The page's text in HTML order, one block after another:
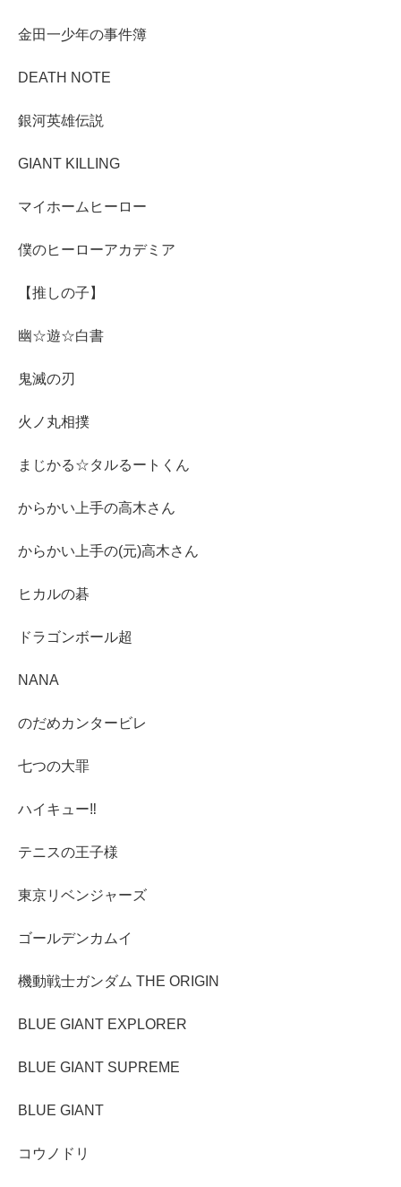
金田一少年の事件簿
DEATH NOTE
銀河英雄伝説
GIANT KILLING
マイホームヒーロー
僕のヒーローアカデミア
【推しの子】
幽☆遊☆白書
鬼滅の刃
火ノ丸相撲
まじかる☆タルるートくん
からかい上手の高木さん
からかい上手の(元)高木さん
ヒカルの碁
ドラゴンボール超
NANA
のだめカンタービレ
七つの大罪
ハイキュー‼︎
テニスの王子様
東京リベンジャーズ
ゴールデンカムイ
機動戦士ガンダム THE ORIGIN
BLUE GIANT EXPLORER
BLUE GIANT SUPREME
BLUE GIANT
コウノドリ